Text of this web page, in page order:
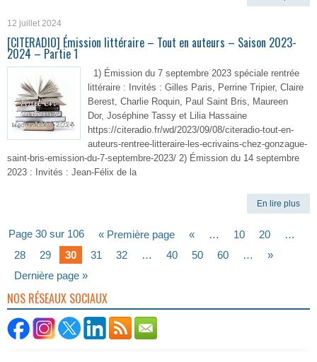
12 juillet 2024
[CITERADIO] Émission littéraire – Tout en auteurs – Saison 2023-
2024 – Partie 1
1) Émission du 7 septembre 2023 spéciale rentrée
littéraire : Invités : Gilles Paris, Perrine Tripier, Claire
Berest, Charlie Roquin, Paul Saint Bris, Maureen
Dor, Joséphine Tassy et Lilia Hassaine
https://citeradio.fr/wd/2023/09/08/citeradio-tout-en-
auteurs-rentree-litteraire-les-ecrivains-chez-gonzague-
saint-bris-emission-du-7-septembre-2023/ 2) Émission du 14 septembre
2023 : Invités : Jean-Félix de la
En lire plus
Page 30 sur 106 « Première page « … 10 20
…
28
29 30 31 32 … 40 50 60 …
»
Dernière page »
NOS RÉSEAUX SOCIAUX